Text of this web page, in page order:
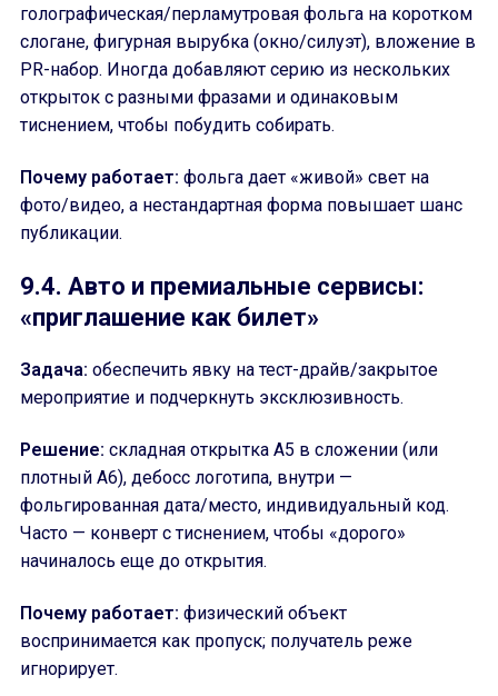
голографическая/перламутровая фольга на коротком
слогане, фигурная вырубка (окно/силуэт), вложение в
PR-набор. Иногда добавляют серию из нескольких
открыток с разными фразами и одинаковым
тиснением, чтобы побудить собирать.
Почему работает: фольга дает «живой» свет на
фото/видео, а нестандартная форма повышает шанс
публикации.
9.4. Авто и премиальные сервисы:
«приглашение как билет»
Задача: обеспечить явку на тест-драйв/закрытое
мероприятие и подчеркнуть эксклюзивность.
Решение: складная открытка A5 в сложении (или
плотный A6), дебосс логотипа, внутри —
фольгированная дата/место, индивидуальный код.
Часто — конверт с тиснением, чтобы «дорого»
начиналось еще до открытия.
Почему работает: физический объект
воспринимается как пропуск; получатель реже
игнорирует.